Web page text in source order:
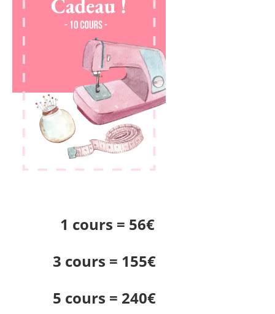
1 cours = 56€
3 cours = 155€
5 cours = 240€